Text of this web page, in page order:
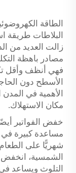
الطاقة
البلاطات طريقة
زالت العديد من
مصادر باهظة
فهي أنظف وأقل
الأسطح دون
الأهمية في
مكان الاستهلاك.
خفض الفواتير
مساعدة كبيرة في
شهريًّا على
الشمسية، انخفض
التلوث ويساعد